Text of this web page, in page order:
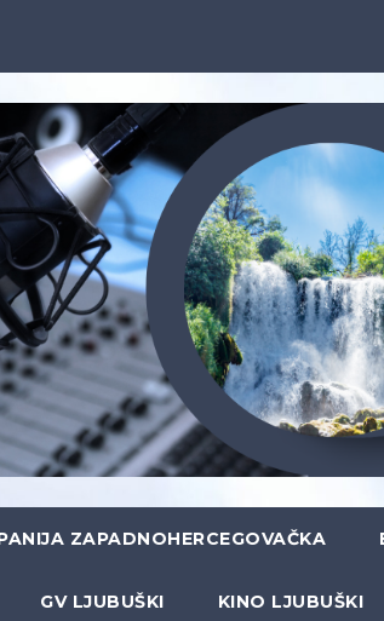
ZAPADNOHERCEGOVAČKA
GV LJUBUŠKI KINO LJUBUŠKI